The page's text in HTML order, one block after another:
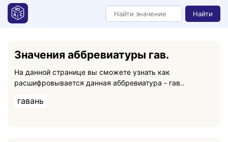
Найти
Значения аббревиатуры гав.
На данной странице вы сможете узнать как
расшифровывается данная аббревиатура - гав..
гавань